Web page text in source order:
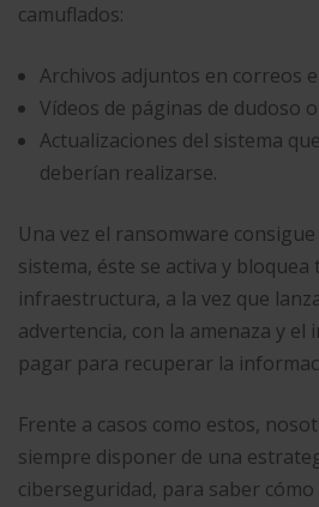
camuflados:
Archivos adjuntos en correos
Vídeos de páginas de dudoso
Actualizaciones del sistema
deberían realizarse.
Una vez el ransomware
sistema, éste se activa y bloquea
infraestructura, a la vez que
advertencia, con la amenaza y el
pagar para recuperar la
Frente a casos como estos,
siempre disponer de una
ciberseguridad, para saber cómo